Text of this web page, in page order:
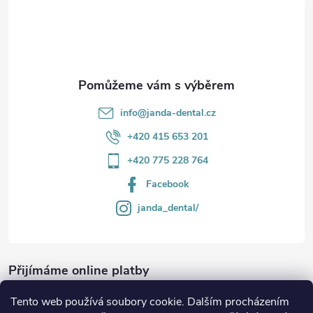
Tento web používá soubory cookie. Dalším procházením
info@janda-dental.cz
+420 415 653 201
+420 775 228 764
Facebook
janda_dental/
Přijímáme online platby